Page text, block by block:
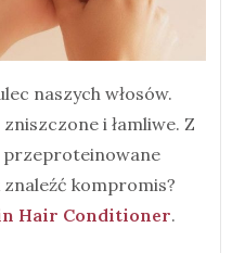
naszych włosów.
zniszczone i łamliwe. Z
przeproteinowane
znaleźć kompromis?
Hair Conditioner.